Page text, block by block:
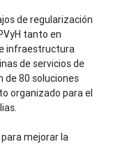
de regularización
tanto en
infraestructura
de servicios de
de 80 soluciones
organizado para el
mejorar la